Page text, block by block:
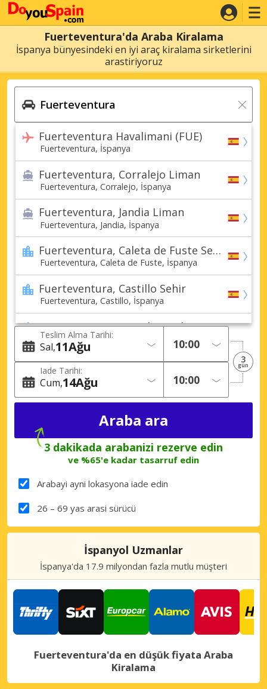
Fuerteventura'da Araba Kiralama
İspanya bünyesindeki en iyi araç kiralama sirketlerini
arastiriyoruz
Fuerteventura Havalimani (FUE)
Fuerteventura, İspanya
Fuerteventura, Corralejo Liman
Fuerteventura, Corralejo, İspanya
Fuerteventura, Jandia Liman
Fuerteventura, Jandia, İspanya
Fuerteventura, Caleta de Fuste Sehir
Fuerteventura, Caleta de Fuste, İspanya
Fuerteventura, Castillo Sehir
Fuerteventura, Castillo, İspanya
Fuerteventura, Corralejo Sehir
Fuerteventura, Corralejo, İspanya
Fuerteventura, Costa Calma Sehir
Fuerteventura, Costa Calma, İspanya
Fuerteventura, Jandia Sehir
Fuerteventura, Jandia, İspanya
Teslim Alma Tarihi:
Sal 11Ağu
Iade Tarihi:
Cum 14Ağu
3
gün
3 dakikada arabanizi rezerve edin
ve %65'e kadar tasarruf edin
Arabayi ayni lokasyona iade edin
26 – 69 yas arasi sürücü
İspanyol Uzmanlar
İspanya'da 17.9 milyondan fazla mutlu müşteri
Fuerteventura'da en düşük fiyata Araba
Kiralama